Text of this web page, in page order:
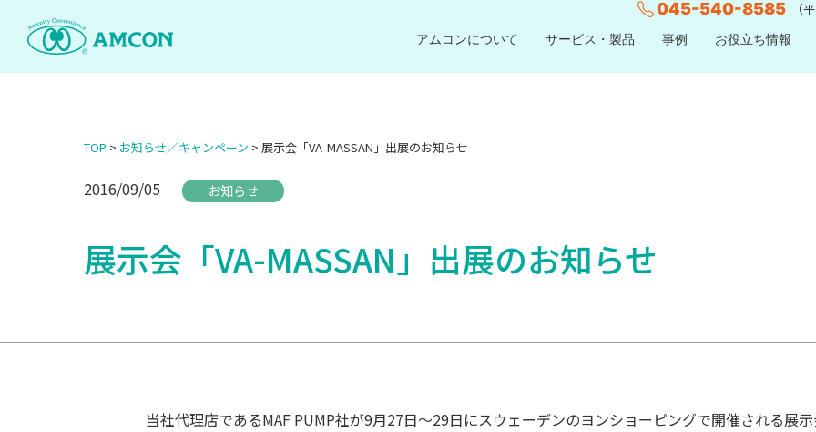
045-540-8585 （
アムコンについて サービス・製品 事例 お役立ち情報
TOP > お知らせ／キャンペーン > 展示会「VA-MASSAN」出展のお知らせ
2016/09/05 お知らせ
展示会「VA-MASSAN」出展のお知らせ
当社代理店であるMAF PUMP社が9月27日～29日にスウェーデンのヨンショーピングで開催される展